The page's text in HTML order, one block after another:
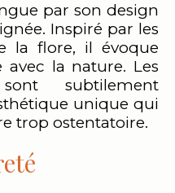
par son design
Inspiré par les
la flore, il évoque
la nature. Les
subtilement
unique qui
trop ostentatoire.